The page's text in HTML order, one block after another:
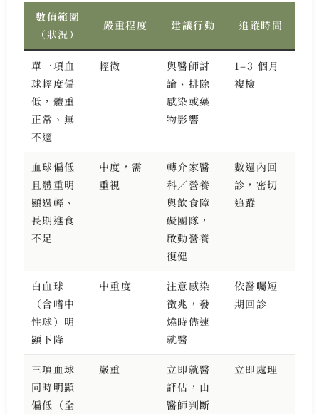
數值範圍
（狀況）
嚴重程度 建議行動 追蹤時間
單一項血
球輕度偏
低，體重
正常、無
不適
輕微
與醫師討
論、排除
感染或藥
物影響
1–3 個月
複檢
血球偏低
且體重明
顯過輕、
長期進食
不足
中度，需
重視
轉介家醫
科／營養
與飲食障
礙團隊，
啟動營養
復健
數週內回
診，密切
追蹤
白血球
（含嗜中
性球）明
顯下降
中重度
注意感染
徵兆，發
燒時儘速
就醫
依醫囑短
期回診
三項血球
同時明顯
偏低（全
嚴重
立即就醫
評估，由
醫師判斷
立即處理